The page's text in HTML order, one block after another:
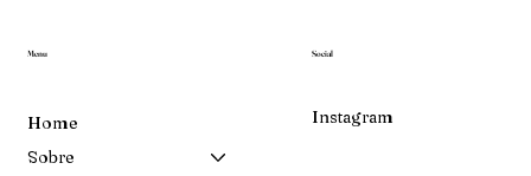
Menu
Home
Sobre
Social
Instagram